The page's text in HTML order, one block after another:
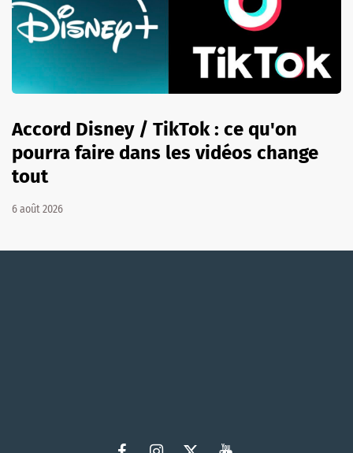
Accord Disney / TikTok : ce qu'on
pourra faire dans les vidéos change
tout
6 août 2026